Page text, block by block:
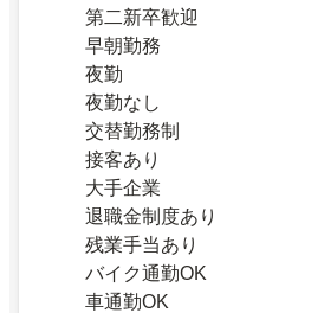
第二新卒歓迎
早朝勤務
夜勤
夜勤なし
交替勤務制
接客あり
大手企業
退職金制度あり
残業手当あり
バイク通勤OK
車通勤OK